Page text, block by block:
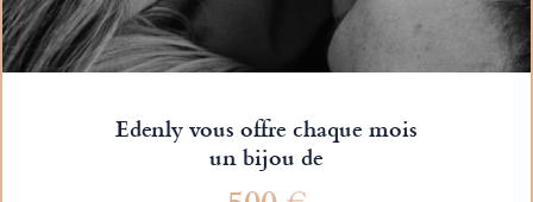
Edenly vous offre chaque mois
un bijou de